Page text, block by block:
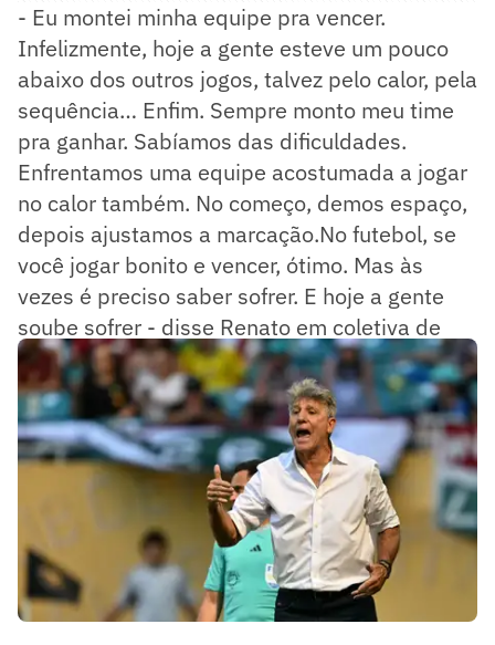
- Eu montei minha equipe pra vencer.
Infelizmente, hoje a gente esteve um pouco
abaixo dos outros jogos, talvez pelo calor, pela
sequência… Enfim. Sempre monto meu time
pra ganhar. Sabíamos das dificuldades.
Enfrentamos uma equipe acostumada a jogar
no calor também. No começo, demos espaço,
depois ajustamos a marcação.No futebol, se
você jogar bonito e vencer, ótimo. Mas às
vezes é preciso saber sofrer. E hoje a gente
soube sofrer - disse Renato em coletiva de
imprensa.